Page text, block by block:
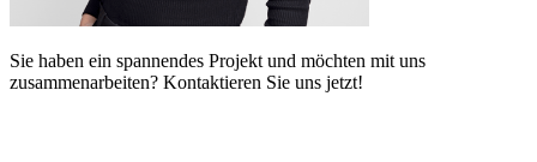
Sie haben ein spannendes Projekt und möchten mit uns
zusammenarbeiten? Kontaktieren Sie uns jetzt!